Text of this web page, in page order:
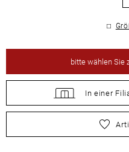
bittewählen Sie
In einer
wählen Sie